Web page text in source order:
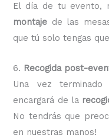
El día de tu evento,
montaje de las
que tú solo tengas
6. Recogida post-
Una vez
encargará de la
No tendrás que
en nuestras manos!